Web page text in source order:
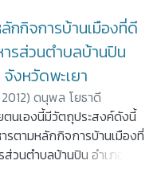
กกิจการบ้านเมืองที่ดี
รส่วนตำบลบ้านปิน
งหวัดพะเยา
2012) ดนุพล โยธาดี
นเองนี้มีวัตถุประสงค์ดังนี้
รตามหลักกิจการบ้านเมืองที่
วนตำบลบ้านปิน อำเภอ
า 2) เพื่อเปรียบเทียบความ